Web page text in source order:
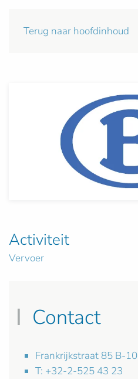
Terug naar hoofdinhoud
Activiteit
Vervoer
Contact
Frankrijkstraat 85 B-
T: +32-2-525 43 23